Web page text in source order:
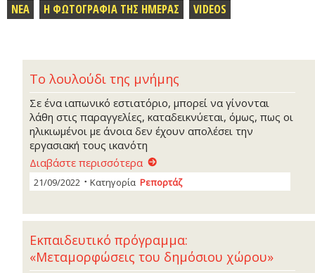
ΝΕΑ Η ΦΩΤΟΓΡΑΦΙΑ ΤΗΣ ΗΜΕΡΑΣ VIDEOS
Το λουλούδι της μνήμης
Σε ένα ιαπωνικό εστιατόριο, μπορεί να γίνονται
λάθη στις παραγγελίες, καταδεικνύεται, όμως, πως οι
ηλικιωμένοι με άνοια δεν έχουν απολέσει την
εργασιακή τους ικανότη
Διαβάστε περισσότερα
21/09/2022 Κατηγορία Ρεπορτάζ
Εκπαιδευτικό πρόγραμμα:
«Μεταμορφώσεις του δημόσιου χώρου»